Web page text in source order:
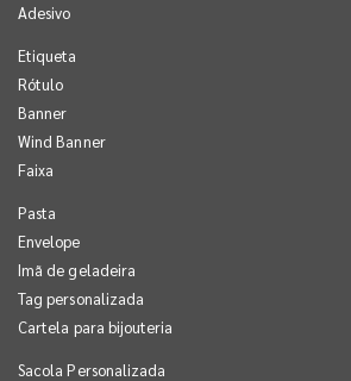
Adesivo
Etiqueta
Rótulo
Banner
Wind Banner
Faixa
Pasta
Envelope
Imã de geladeira
Tag personalizada
Cartela para bijouteria
Sacola Personalizada